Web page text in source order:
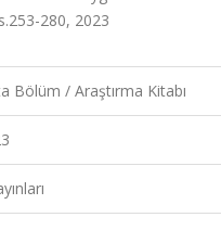
280, 2023
Bölüm / Araştırma Kitabı